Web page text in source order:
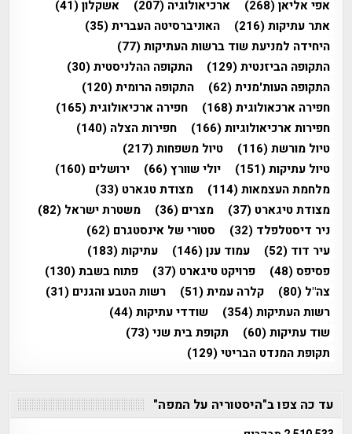
אפי אליאן(268) ארכיאולוגיה (207) אשקלון(41)
אתר עתיקות(216) האוניברסיטה העברית(35)
היחידה למניעת שוד ברשות העתיקות(77)
התקופה הביזנטית(129) התקופה ההלניסטית(30)
התקופה העות'מנית(62) התקופה הרומית(120)
חפירה ארכאולוגית(168) חפירה ארכיאולוגית(165)
חפירות ארכיאולוגיות(166) חפירות הצלה (140)
טיול מורשת(116) טיול משפחות(217)
טיול עתיקות(151) יולי שוורץ(66) ירושלים (160)
מלחמת העצמאות(114) מצודת טגארט (33)
מצודת טיגארט (37) מצרים (36) משטרת ישראל (82)
ניר דיסטלפלד (32) סטורי של אינסטגרם (62)
עיר דוד (52) עמוד ענן(146) עתיקות(183)
פסיפס(48) פרויקט טיגארט (37) פתוח בשבת(130)
צה"ל (80) קלרה עמית(51) רשות הטבע והגנים (31)
רשות העתיקות(354) שודדי עתיקות(44)
שוד עתיקות(60) תקופת בית שני(73)
תקופת המנדט הבריטי(129)
עד כה צפו ב"היסטוריה על המפה"